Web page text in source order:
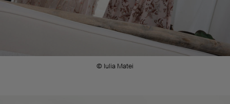
© Iulia Matei